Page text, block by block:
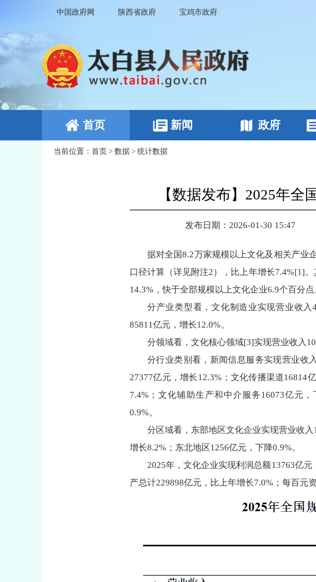
中国政府网 陕西省政府 宝鸡市政府
首页 新闻 政府
当前位置： 首页 > 数据 > 统计数据
【数据发布】2025年
发布日期：2026-01-30 15:47
据对全国8.2万家规模以上文化及相关产业
口径计算（详见附注2），比上年增长7.4%[1]
14.3%，快于全部规模以上文化企业6.9个百分点
分产业类型看，文化制造业实现营业收入
85811亿元，增长12.0%。
分领域看，文化核心领域[3]实现营业收入
分行业类别看，新闻信息服务实现营业收
27377亿元，增长12.3%；文化传播渠道16814
7.4%；文化辅助生产和中介服务16073亿元
0.9%。
分区域看，东部地区文化企业实现营业收
增长8.2%；东北地区1256亿元，下降0.9%。
2025年，文化企业实现利润总额13763亿
产总计229898亿元，比上年增长7.0%；每百元